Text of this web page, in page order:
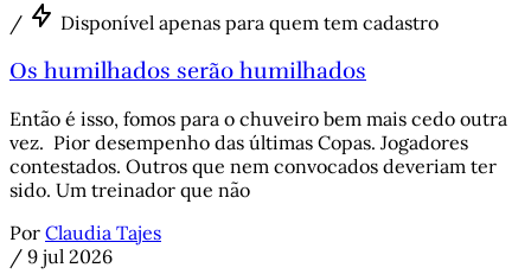
/ Disponível apenas para quem tem cadastro
Os humilhados serão humilhados
Então é isso, fomos para o chuveiro bem mais cedo outra
vez. Pior desempenho das últimas Copas. Jogadores
contestados. Outros que nem convocados deveriam ter
sido. Um treinador que não
Por Claudia Tajes
/ 9 jul 2026